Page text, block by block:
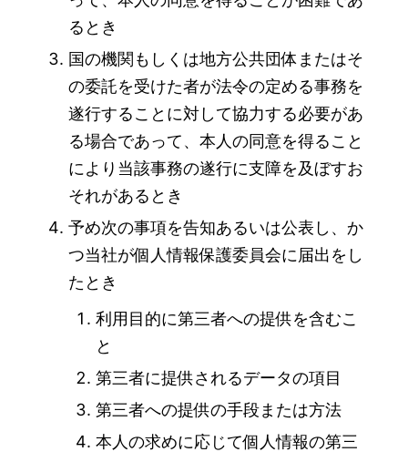
るとき
国の機関もしくは地方公共団体またはそ
の委託を受けた者が法令の定める事務を
遂行することに対して協力する必要があ
る場合であって、本人の同意を得ること
により当該事務の遂行に支障を及ぼすお
それがあるとき
予め次の事項を告知あるいは公表し、か
つ当社が個人情報保護委員会に届出をし
たとき
利用目的に第三者への提供を含むこ
と
第三者に提供されるデータの項目
第三者への提供の手段または方法
本人の求めに応じて個人情報の第三